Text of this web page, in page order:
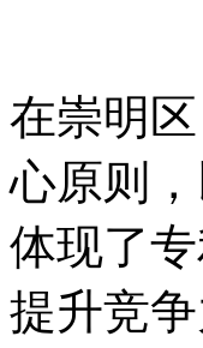
在崇明
心原则
体现了
提升竞